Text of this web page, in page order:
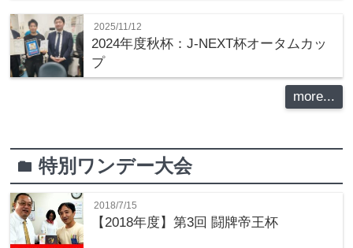
2025/11/12
2024年度秋杯：J-NEXT杯オータムカッ
プ
more...
folder特別ワンデー大会
2018/7/15
【2018年度】第3回 闘牌帝王杯